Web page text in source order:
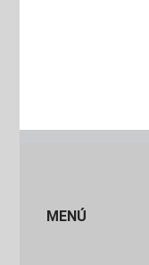
MENÚ